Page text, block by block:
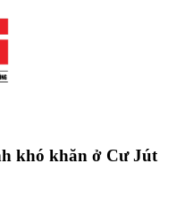
khó khăn ở Cư Jút